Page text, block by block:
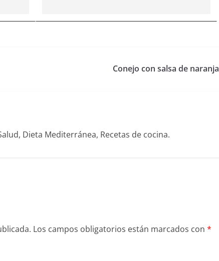
Conejo con salsa de naranja
Dieta Mediterránea, Recetas de cocina.
Los campos obligatorios están marcados con *